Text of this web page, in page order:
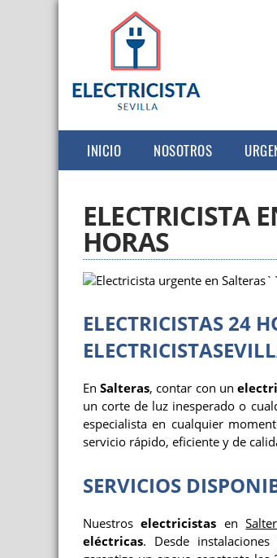
INICIO NOSOTROS
ELECTRICISTA
HORAS
ELECTRICISTAS 24
EnSalteras, contar con un
un corte de luz inesperado o
especialista en cualquier
servicio rápido, eficiente y de
SERVICIOS
Nuestroselectricistas en
eléctricas. Desde